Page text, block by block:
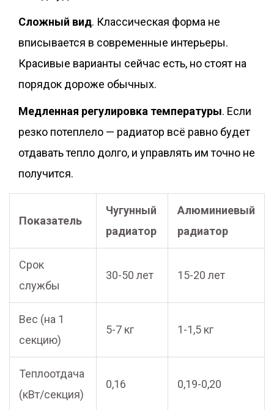
Сложный вид. Классическая форма не
вписывается в современные интерьеры.
Красивые варианты сейчас есть, но стоят на
порядок дороже обычных.
Медленная регулировка температуры. Если
резко потеплело — радиатор всё равно будет
отдавать тепло долго, и управлять им точно не
получится.
Показатель
Чугунный
радиатор
Алюминиевый
радиатор
Срок
службы
30-50 лет 15-20 лет
Вес (на 1
секцию)
5-7 кг 1-1,5 кг
Теплоотдача
(кВт/секция)
0,16 0,19-0,20